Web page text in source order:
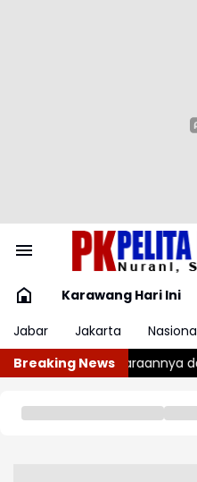
Karawang Hari Ini
Jabar
Jakarta
Breaking News
Keadaan Mabuk, Sopir